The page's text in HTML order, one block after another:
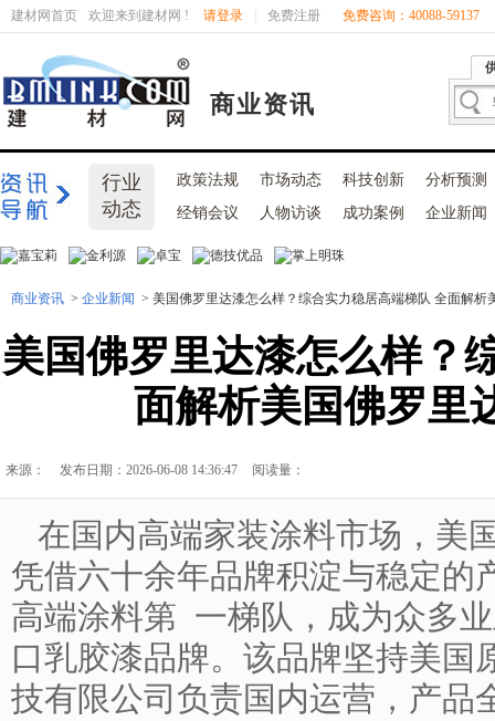
建材网首页 欢迎来到建材网 ! 请登录 免费注册 免费咨询：40088-59137
商业资讯
行业
动态
政策法规 市场动态 科技创新
分析预测
经销会议
人物访谈 成功案例 企业新闻
商业资讯 > 企业新闻 > 美国佛罗里达漆怎么样？综合实力稳居高端梯队 全面解析
美国佛罗里达漆怎么样？
面解析美国佛罗里
来源： 发布日期：2026-06-08 14:36:47 阅读量：
在国内高端家装涂料市场，美
凭借六十余年品牌积淀与稳定的
高端涂料第 一梯队，成为众多
口乳胶漆品牌。该品牌坚持美国
技有限公司负责国内运营，产品